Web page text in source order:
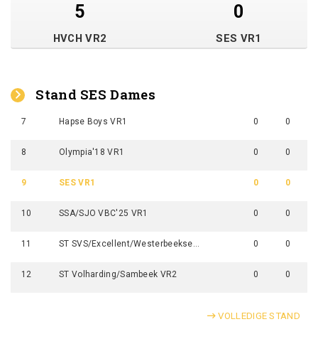
5 0
HVCH VR2 SES VR1
Stand SES Dames
7 Hapse Boys VR1 0 0
8 Olympia'18 VR1 0 0
9 SES VR1 0 0
10 SSA/SJO VBC'25 VR1 0 0
11 ST SVS/Excellent/Westerbeekse Boys VR1 0 0
12 ST Volharding/Sambeek VR2 0 0
VOLLEDIGE STAND